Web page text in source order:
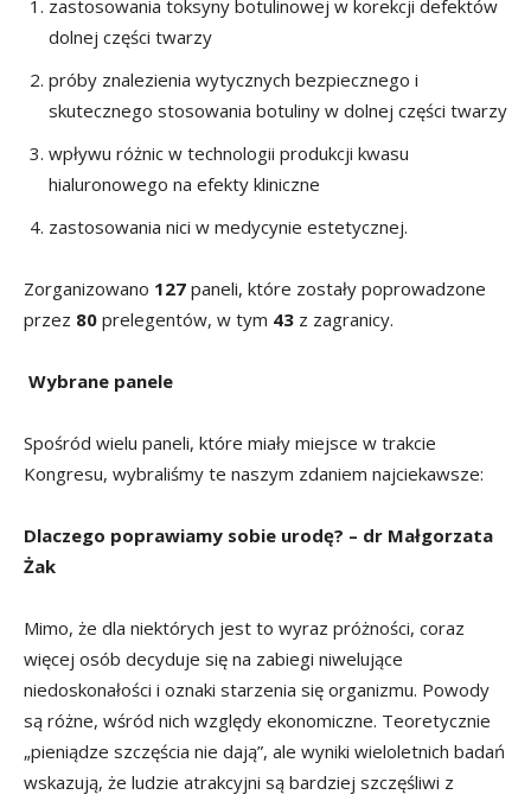
zastosowania toksyny botulinowej w korekcji defektów
dolnej części twarzy
próby znalezienia wytycznych bezpiecznego i
skutecznego stosowania botuliny w dolnej części twarzy
wpływu różnic w technologii produkcji kwasu
hialuronowego na efekty kliniczne
zastosowania nici w medycynie estetycznej.
Zorganizowano 127 paneli, które zostały poprowadzone
przez 80 prelegentów, w tym 43 z zagranicy.
Wybrane panele
Spośród wielu paneli, które miały miejsce w trakcie
Kongresu, wybraliśmy te naszym zdaniem najciekawsze:
Dlaczego poprawiamy sobie urodę? – dr Małgorzata
Żak
Mimo, że dla niektórych jest to wyraz próżności, coraz
więcej osób decyduje się na zabiegi niwelujące
niedoskonałości i oznaki starzenia się organizmu. Powody
są różne, wśród nich względy ekonomiczne. Teoretycznie
„pieniądze szczęścia nie dają”, ale wyniki wieloletnich badań
wskazują, że ludzie atrakcyjni są bardziej szczęśliwi z